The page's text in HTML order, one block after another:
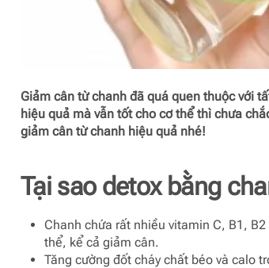
Giảm cân từ chanh đã quá quen thuộc với
hiệu quả mà vẫn tốt cho cơ thể thì chưa
giảm cân từ chanh hiệu quả nhé!
Tại sao detox bằng
Chanh chứa rất nhiều vitamin C, B1,
thể, kể cả giảm cân.
Tăng cường đốt cháy chất béo và calo